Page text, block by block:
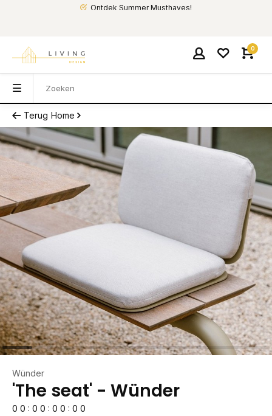
Ontdek Summer Musthaves!
0
Terug Home
Wünder
'The seat' - Wünder
0 0 : 0 0 : 0 0 : 0 0